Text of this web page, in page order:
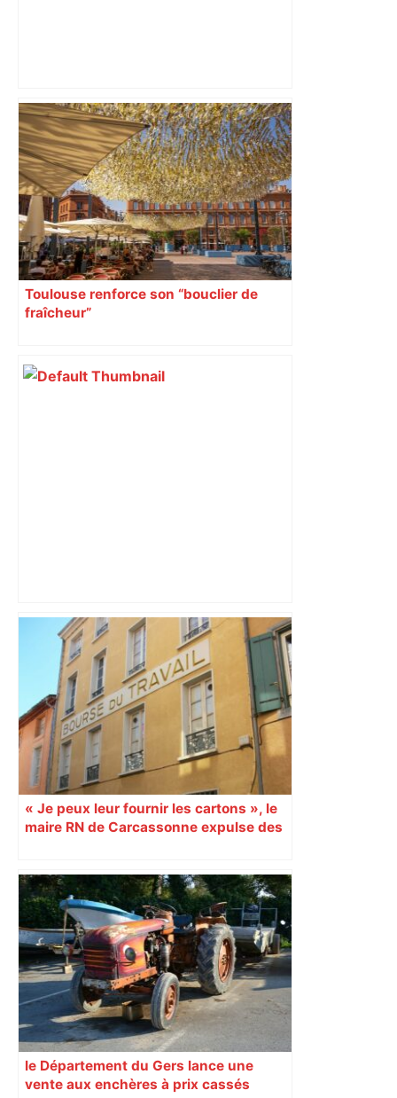
Vous pensiez que c’était comme une
voiture ? La vérité sur les avions qui
reculent – ici.fr
Toulouse renforce son “bouclier de
fraîcheur”
Canicule à Toulouse : pourquoi le
Muséum a dû fermer en urgence ? –
« Je peux leur fournir les cartons », le
maire RN de Carcassonne expulse des
le Département du Gers lance une
vente aux enchères à prix cassés